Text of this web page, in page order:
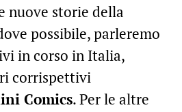
nuove storie della
possibile, parleremo
in corso in Italia,
corrispettivi
Comics. Per le altre